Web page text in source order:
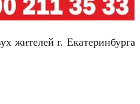
жителей г. Екатеринбурга